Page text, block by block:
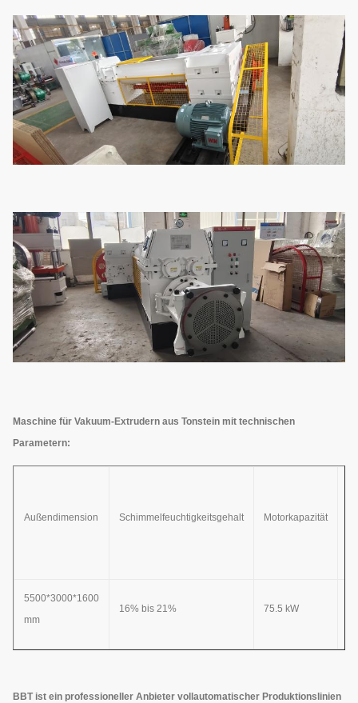
Maschine für Vakuum-Extrudern aus Tonstein mit technischen
Parametern:
Außendimension Schimmelfeuchtigkeitsgehalt Motorkapazität
5500*3000*1600
mm
16% bis 21% 75.5 kW
BBT ist ein professioneller Anbieter vollautomatischer Produktionslinien